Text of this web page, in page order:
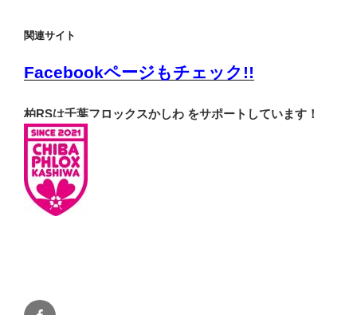
関連サイト
Facebookページもチェック!!
柏RSは千葉フロックスかしわ をサポートしています！
Facebook